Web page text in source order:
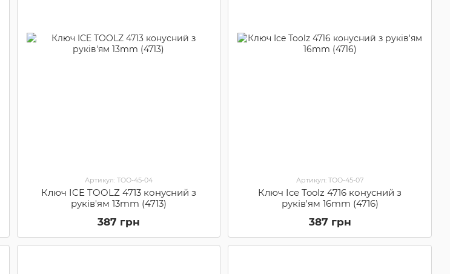
Артикул: TOO-45-04
Ключ ICE TOOLZ 4713 конусний з
руків'ям 13mm (4713)
387 грн
Артикул: TOO-45-07
Ключ Ice Toolz 4716 конусний з
руків'ям 16mm (4716)
387 грн